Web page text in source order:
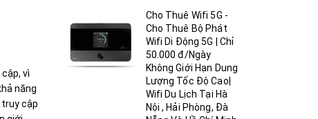
vì
năng
cập
Cho Thuê Wifi 5G -
Cho Thuê Bộ Phát
Wifi Di Động 5G | Chỉ
50.000 đ/Ngày
Không Giới Hạn Dung
Lượng Tốc Độ Cao|
Wifi Du Lịch Tại Hà
Nội , Hải Phòng, Đà